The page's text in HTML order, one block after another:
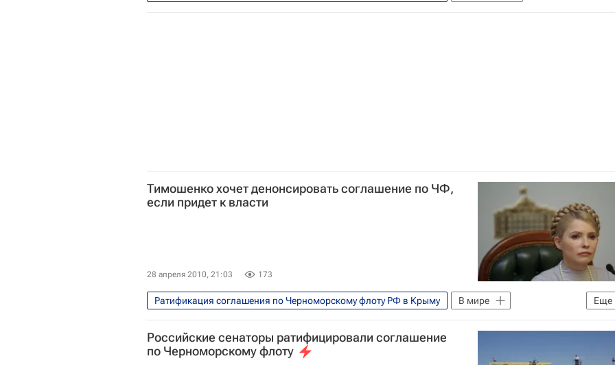
Тимошенко хочет денонсировать соглашение по ЧФ,
если придет к власти
28 апреля 2010, 21:03 173
Еще
Ратификация соглашения по Черноморскому флоту РФ в Крыму
В мире
Споры вокруг базирования объектов Черноморского флота РФ на Украине
Российские сенаторы ратифицировали соглашение
по Черноморскому флоту